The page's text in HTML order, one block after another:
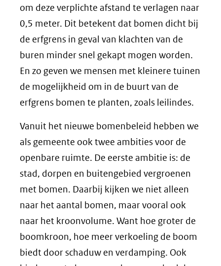
om deze verplichte afstand te verlagen naar
0,5 meter. Dit betekent dat bomen dicht bij
de erfgrens in geval van klachten van de
buren minder snel gekapt mogen worden.
En zo geven we mensen met kleinere tuinen
de mogelijkheid om in de buurt van de
erfgrens bomen te planten, zoals leilindes.
Vanuit het nieuwe bomenbeleid hebben we
als gemeente ook twee ambities voor de
openbare ruimte. De eerste ambitie is: de
stad, dorpen en buitengebied vergroenen
met bomen. Daarbij kijken we niet alleen
naar het aantal bomen, maar vooral ook
naar het kroonvolume. Want hoe groter de
boomkroon, hoe meer verkoeling de boom
biedt door schaduw en verdamping. Ook